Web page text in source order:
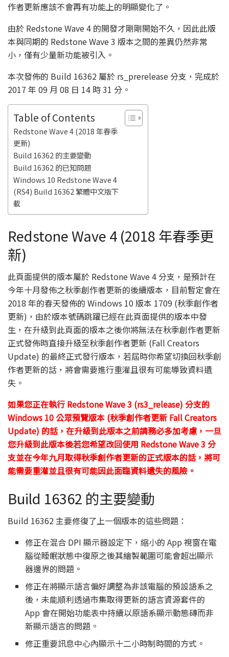
作者更新應該不會再有功能上的明顯變化了。
由於 Redstone Wave 4 的開發才剛剛開始不久，因此此版
本與同期的 Redstone Wave 3 版本之間的差異仍然非常
小，僅有少量新功能被引入。
本次發佈的 Build 16362 屬於 rs_prerelease 分支，完成於
2017 年 09 月 08 日 14 時 31 分。
Table of Contents
Redstone Wave 4 (2018 年春季
更新)
Build 16362 的主要變動
Build 16362 的已知問題
Windows 10 Redstone Wave 4
(RS4) Build 16362 繁體中文版下
載
Redstone Wave 4 (2018 年春季更
新)
此頁面提供的版本屬於 Redstone Wave 4 分支，是預計在
今年十月發佈之秋季創作者更新的後續版本，目前暫定會在
2018 年的春天發佈的 Windows 10 版本 1709 (秋季創作者
更新)，由於版本號碼跳躍已經在此頁面提供的版本中發
生，在升級到此頁面的版本之後你將無法在秋季創作者更新
正式發佈時直接升級至秋季創作者更新 (Fall Creators
Update) 的最終正式發行版本，若屆時你希望切換回秋季創
作者更新的話，將會需要進行重灌且很有可能導致資料遺
失。
如果您正在執行 Redstone Wave 3 (rs3_release) 分支的
Windows 10 公眾預覽版本 (秋季創作者更新 Fall Creators
Update) 的話，在升級到此版本之前請務必多加考慮，一旦
您升級到此版本後若您希望改回使用 Redstone Wave 3 分
支並在今年九月取得秋季創作者更新的正式版本的話，將可
能需要重灌並且很有可能因此面臨資料遺失的風險。
Build 16362 的主要變動
Build 16362 主要修復了上一個版本的這些問題：
修正在混合 DPI 顯示器設定下，縮小的 App 視窗在電
腦從睡眠狀態中復原之後其繪製範圍可能會超出顯示
器邊界的問題。
修正在將顯示語言偏好調整為非該電腦的預設語系之
後，未能順利透過市集取得更新的語言資源套件的
App 會在開始功能表中持續以原語系顯示動態磚而非
新顯示語言的問題。
修正重要訊息中心內顯示十二小時制時間的方式。